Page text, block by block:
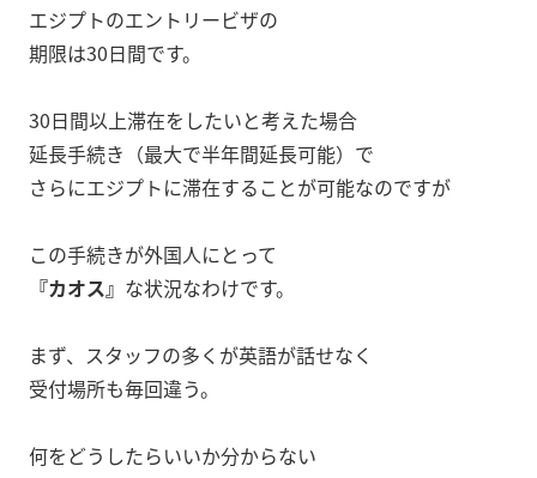
エジプトのエントリービザの
期限は30日間です。
30日間以上滞在をしたいと考えた場合
延長手続き（最大で半年間延長可能）で
さらにエジプトに滞在することが可能なのですが
この手続きが外国人にとって
『カオス』 な状況なわけです。
まず、スタッフの多くが英語が話せなく
受付場所も毎回違う。
何をどうしたらいいか分からない